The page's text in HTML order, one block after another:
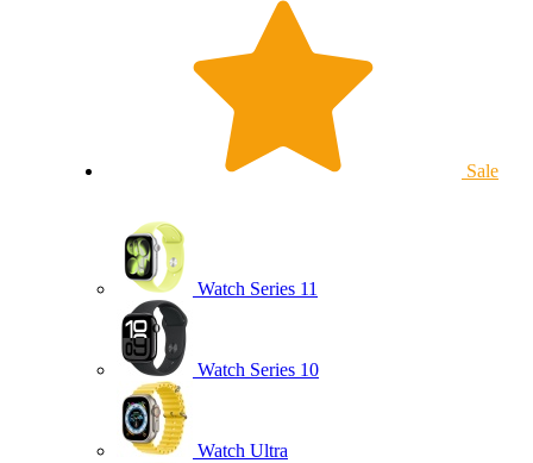
Sale
Watch Series 11
Watch Series 10
Watch Ultra